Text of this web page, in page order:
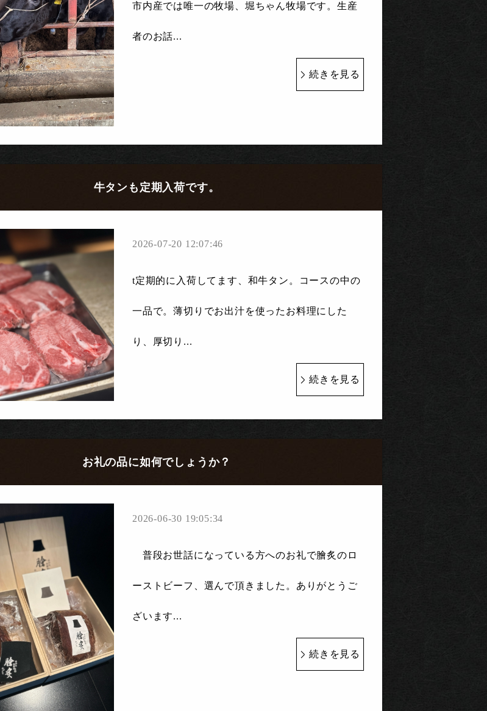
市内産では唯一の牧場、堀ちゃん牧場です。生産
者のお話...
続きを見る
牛タンも定期入荷です。
2026-07-20 12:07:46
t定期的に入荷してます、和牛タン。コースの中の
一品で。薄切りでお出汁を使ったお料理にした
り、厚切り...
続きを見る
お礼の品に如何でしょうか？
2026-06-30 19:05:34
普段お世話になっている方へのお礼で膾炙のロ
ーストビーフ、選んで頂きました。ありがとうご
ざいます...
続きを見る